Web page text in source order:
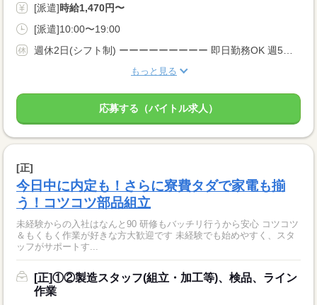
[派遣]時給1,470円〜
[派遣]10:00〜19:00
もっと見る
応募する（バイトル求人）
[正]
今日中に内定も！さらに寮費タダで家電も揃
う！コツコツ部品組立
未経験からの入社はなんと90 研修もバッチリ行うから安心 コツコツ
＆もくもく作業が好きな方大歓迎です 未経験でも始めやすく、スタ
ッフがサポートす...
[正]①②製造スタッフ(組立・加工等)、検品、ライン
作業